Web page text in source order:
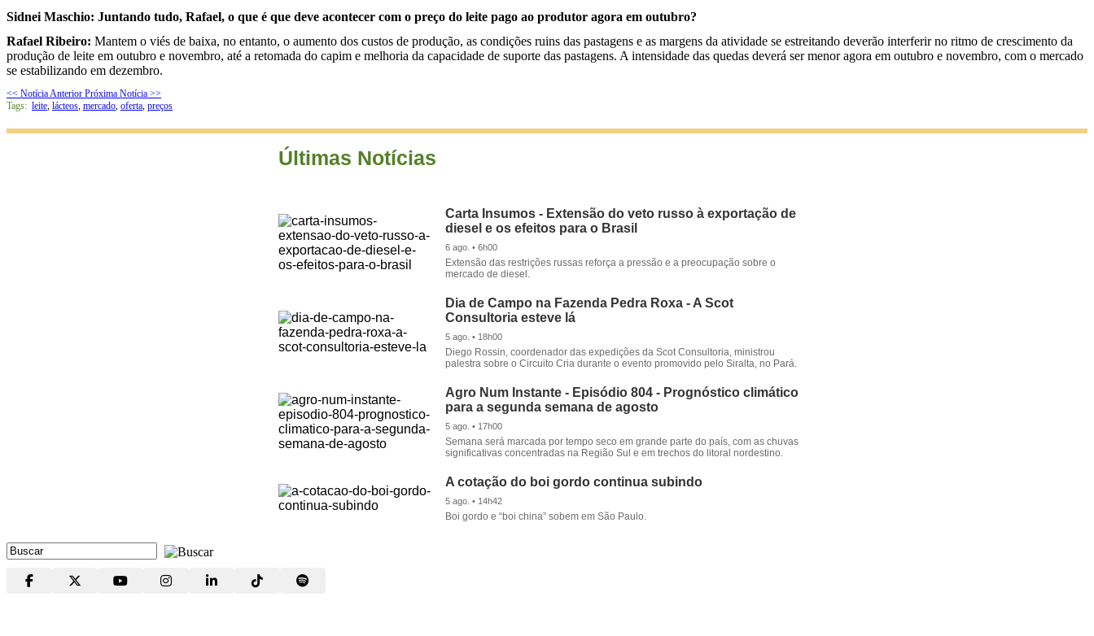
Sidnei Maschio: Juntando tudo, Rafael, o que é que deve acontecer com o preço do leite pago ao produtor agora em outubro?
Rafael Ribeiro: Mantem o viés de baixa, no entanto, o aumento dos custos de produção, as condições ruins das pastagens e as margens da atividade se estreitando deverão interferir no ritmo de crescimento da
produção de leite em outubro e novembro, até a retomada do capim e melhoria da capacidade de suporte das pastagens. A intensidade das quedas deverá ser menor agora em outubro e novembro, com o mercado
se estabilizando em dezembro.
<< Notícia Anterior Próxima Notícia >>
Tags: leite, lácteos, mercado, oferta, preços
Últimas Notícias
Carta Insumos - Extensão do veto russo à exportação de
diesel e os efeitos para o Brasil
6 ago. • 6h00
Extensão das restrições russas reforça a pressão e a preocupação sobre o
mercado de diesel.
Dia de Campo na Fazenda Pedra Roxa - A Scot
Consultoria esteve lá
5 ago. • 18h00
Diego Rossin, coordenador das expedições da Scot Consultoria, ministrou
palestra sobre o Circuito Cria durante o evento promovido pelo Siralta, no Pará.
Agro Num Instante - Episódio 804 - Prognóstico climático
para a segunda semana de agosto
5 ago. • 17h00
Semana será marcada por tempo seco em grande parte do país, com as chuvas
significativas concentradas na Região Sul e em trechos do litoral nordestino.
A cotação do boi gordo continua subindo
5 ago. • 14h42
Boi gordo e “boi china” sobem em São Paulo.